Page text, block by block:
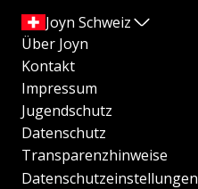
Joyn Schweiz
Über Joyn
Kontakt
Impressum
Jugendschutz
Datenschutz
Transparenzhinweise
Datenschutzeinstellungen